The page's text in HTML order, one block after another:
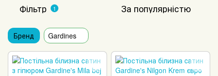
Фільтр 1 За популярністю
Бренд Gardines